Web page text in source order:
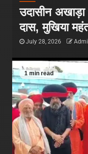
उदासीन
दास, मुखिया
July 28, 2026
1 min read